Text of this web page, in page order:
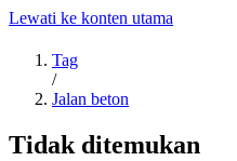
Lewati ke konten utama
Tag
/
Jalan beton
Tidak ditemukan